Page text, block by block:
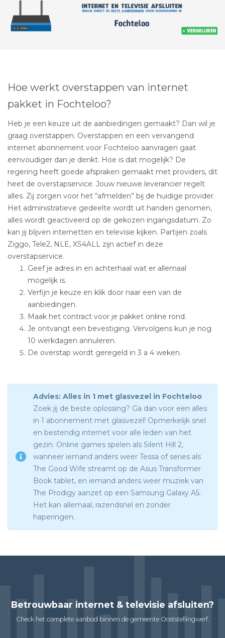
Hoe werkt overstappen van internet
pakket in Fochteloo?
Heb je een keuze uit de aanbiedingen gemaakt? Dan wil je
graag overstappen. Overstappen en een vervangend
internet abonnement voor Fochteloo aanvragen gaat
eenvoudiger dan je denkt. Hoe is dat mogelijk? De
regering heeft goede afspraken gemaakt met providers, dit
heet de overstapservice. Jouw nieuwe leverancier regelt
alles. Zij zorgen voor het “afmelden” bij de huidige provider.
Het administratieve gedeelte wordt uit handen genomen,
alles wordt geactiveerd op de gekozen ingangsdatum. Zo
kan jij blijven internetten en televisie kijken. Partijen zoals
Ziggo, Tele2, NLE, XS4ALL zijn actief in deze
overstapservice.
Geef je adres in en achterhaal wat er allemaal
mogelijk is.
Verfijn je keuze en klik door naar een van de
aanbiedingen.
Maak het contract voor je pakket online rond.
Je ontvangt een bevestiging. Vervolgens kun je nog
10 werkdagen annuleren.
De overstap wordt geregeld in 3 a 4 weken.
Advies: Alles in 1 met glasvezel in Fochteloo
Zoek jij de beste oplossing? Ga dan voor een alles
in 1 abonnement met glasvezel! Opmerkelijk snel
en bestendig internet voor alle leden van het
gezin. Online games spelen als Silent Hill 2,
wanneer iemand anders weer Tessa of series als
The Good Wife streamt op de Asus Transformer
Book tablet, en iemand anders weer muziek van
The Prodigy aanzet op een Samsung Galaxy A5.
Het kan allemaal, razendsnel en zonder
haperingen.
Betrouwbaar internet & televisie afsluiten?
Check het complete aanbod binnen de gemeente Ooststellingwerf.